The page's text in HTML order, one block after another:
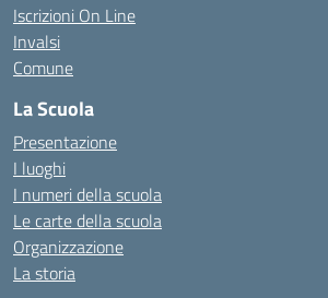
Iscrizioni On Line
Invalsi
Comune
La Scuola
Presentazione
I luoghi
I numeri della scuola
Le carte della scuola
Organizzazione
La storia